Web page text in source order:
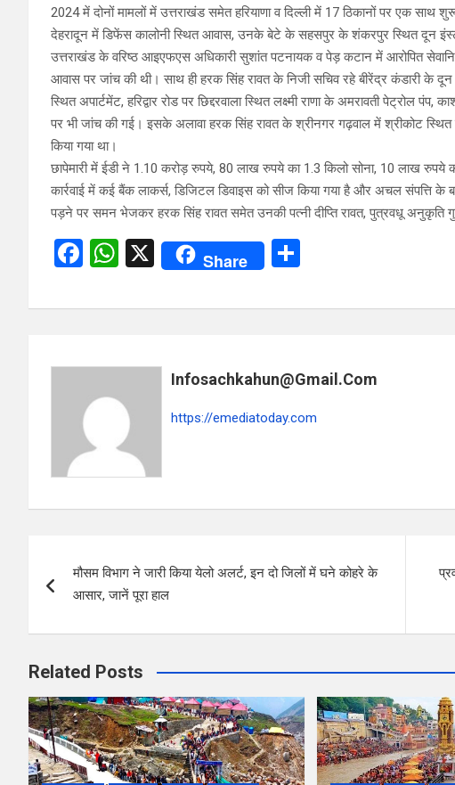
2024 में दोनों मामलों में उत्तराखंड समेत हरियाणा व दिल्ली में 17 ठिकानों पर एक साथ
देहरादून में डिफेंस कालोनी स्थित आवास, उनके बेटे के सहसपुर के शंकरपुर स्थित दून
उत्तराखंड के वरिष्ठ आइएफएस अधिकारी सुशांत पटनायक व पेड़ कटान में आरोपित
आवास पर जांच की थी। साथ ही हरक सिंह रावत के निजी सचिव रहे बीरेंद्र कंडारी के
स्थित अपार्टमेंट, हरिद्वार रोड पर छिद्दरवाला स्थित लक्ष्मी राणा के अमरावती पेट्रोल
पर भी जांच की गई। इसके अलावा हरक सिंह रावत के श्रीनगर गढ़वाल में श्रीकोट
किया गया था।
छापेमारी में ईडी ने 1.10 करोड़ रुपये, 80 लाख रुपये का 1.3 किलो सोना, 10 लाख रुपये
कार्रवाई में कई बैंक लाकर्स, डिजिटल डिवाइस को सीज किया गया है और अचल संपत्ति
पड़ने पर समन भेजकर हरक सिंह रावत समेत उनकी पत्नी दीप्ति रावत, पुत्रवधू अनुकृति
F
ce
o
o
k
W
at
A
p
p
X Share
ar
Infosachkahun@gmail.com
https://emediatoday.com
navigation
मौसम विभाग ने जारी किया येलो अलर्ट, इन दो जिलों में घने कोहरे के
आसार, जानें पूरा हाल
Related Posts